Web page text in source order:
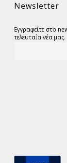
Newsletter
Εγγραφείτε στο
τελευταία νέα μας.